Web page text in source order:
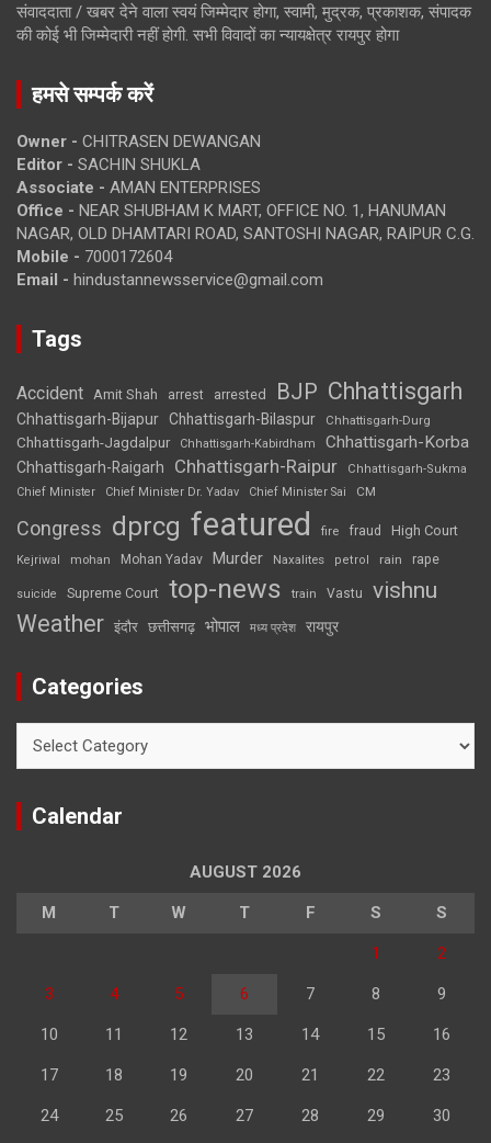
संवाददाता / खबर देने वाला स्वयं जिम्मेदार होगा, स्वामी, मुद्रक, प्रकाशक, संपादक
की कोई भी जिम्मेदारी नहीं होगी. सभी विवादों का न्यायक्षेत्र रायपुर होगा
हमसे सम्पर्क करें
Owner - CHITRASEN DEWANGAN
Editor - SACHIN SHUKLA
Associate - AMAN ENTERPRISES
Office - NEAR SHUBHAM K MART, OFFICE NO. 1, HANUMAN
NAGAR, OLD DHAMTARI ROAD, SANTOSHI NAGAR, RAIPUR C.G.
Mobile - 7000172604
Email - hindustannewsservice@gmail.com
Tags
Accident Amit Shah arrest arrested BJP Chhattisgarh
Chhattisgarh-Bijapur Chhattisgarh-Bilaspur Chhattisgarh-Durg
Chhattisgarh-Jagdalpur Chhattisgarh-Kabirdham Chhattisgarh-Korba
Chhattisgarh-Raigarh Chhattisgarh-Raipur
Chhattisgarh-Sukma
Chief Minister
Chief Minister Dr. Yadav Chief Minister Sai CM
Congress dprcg featured fire fraud High Court
Kejriwal mohan Mohan Yadav Murder Naxalites petrol rain rape
suicide Supreme Court top-news train Vastu vishnu
Weather इंदौर छत्तीसगढ़ भोपाल मध्य प्रदेश रायपुर
Categories
Calendar
AUGUST 2026
M T W T F S S
1 2
3 4 5 6 7 8 9
10 11 12 13 14 15 16
17 18 19 20 21 22 23
24 25 26 27 28 29 30